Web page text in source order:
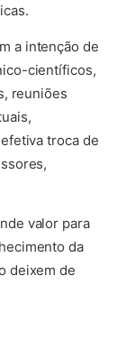
a intenção de
científicos,
reuniões
troca de
valor para
da
deixem de